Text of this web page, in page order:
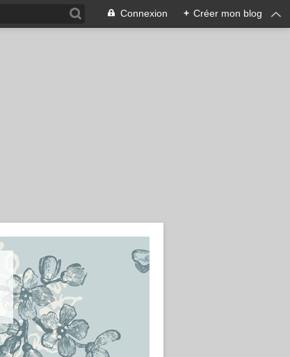
Connexion + Créer mon blog